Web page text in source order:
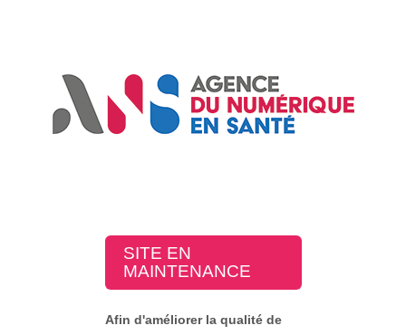
SITE EN
MAINTENANCE
Afin d'améliorer la qualité de